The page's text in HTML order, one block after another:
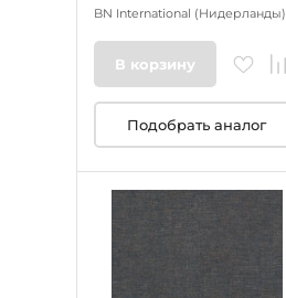
BN International (Нидерланды)
В корзину
Подобрать аналог